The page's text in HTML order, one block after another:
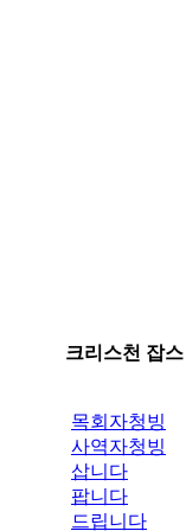
크리스천 잡스
목회자청빙
사역자청빙
삽니다
팝니다
드립니다